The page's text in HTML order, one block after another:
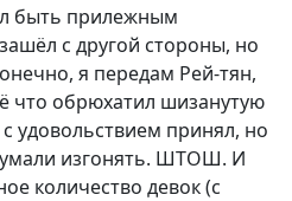
быть прилежным
с другой стороны, но
я передам Рей-тян,
что обрюхатил шизанутую
удовольствием принял, но
изгонять. ШТОШ. И
количество девок (с